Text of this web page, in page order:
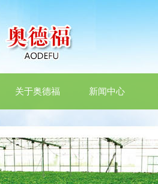
关于奥德福 新闻中心